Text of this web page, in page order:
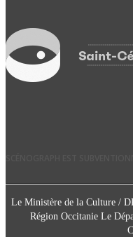
Le Ministère de la Culture /
Région Occitanie Le